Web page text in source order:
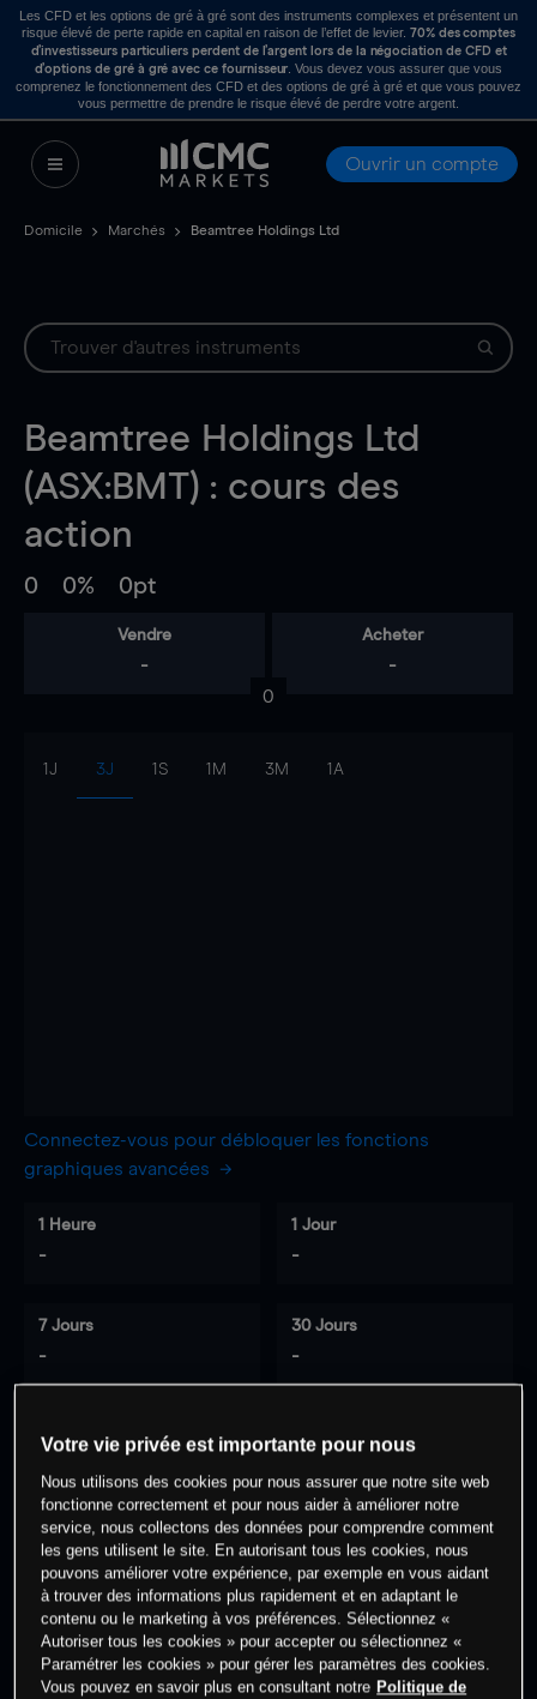
Les CFD et les options de gré à gré sont des instruments complexes et présentent un
risque élevé de perte rapide en capital en raison de l’effet de levier. 70% des comptes
d’investisseurs particuliers perdent de l’argent lors de la négociation de CFD et
d’options de gré à gré avec ce fournisseur . Vous devez vous assurer que vous
comprenez le fonctionnement des CFD et des options de gré à gré et que vous pouvez
vous permettre de prendre le risque élevé de perdre votre argent.
Ouvrir un compte
Domicile Marchés Beamtree Holdings Ltd
Beamtree Holdings Ltd
(ASX:BMT) : cours des
action
0 0% 0pt
Vendre
-
Acheter
-
0
1J 3J 1S 1M 3M 1A
Connectez-vous pour débloquer les fonctions
graphiques avancées
1 Heure
-
1 Jour
-
7 Jours
-
30 Jours
-
0 % des clients ont une position à
cet actif
Commencez à trader
Votre vie privée est importante pour nous
Nous utilisons des cookies pour nous assurer que notre site web
fonctionne correctement et pour nous aider à améliorer notre
service, nous collectons des données pour comprendre comment
les gens utilisent le site. En autorisant tous les cookies, nous
pouvons améliorer votre expérience, par exemple en vous aidant
à trouver des informations plus rapidement et en adaptant le
contenu ou le marketing à vos préférences. Sélectionnez «
Autoriser tous les cookies » pour accepter ou sélectionnez «
Paramétrer les cookies » pour gérer les paramètres des cookies.
Vous pouvez en savoir plus en consultant notre Politique de